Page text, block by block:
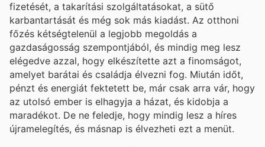
fizetését, a takarítási szolgáltatásokat, a sütő
karbantartását és még sok más kiadást. Az otthoni
főzés kétségtelenül a legjobb megoldás a
gazdaságosság szempontjából, és mindig meg lesz
elégedve azzal, hogy elkészítette azt a finomságot,
amelyet barátai és családja élvezni fog. Miután időt,
pénzt és energiát fektetett be, már csak arra vár, hogy
az utolsó ember is elhagyja a házat, és kidobja a
maradékot. De ne feledje, hogy mindig lesz a híres
újramelegítés, és másnap is élvezheti ezt a menüt.